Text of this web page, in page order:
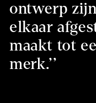
ontwerp
elkaar
maakt tot
merk.’’